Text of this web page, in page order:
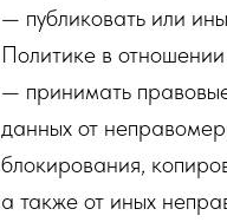
— публиковать или
Политике в
— принимать
данных от
блокирования,
а также от иных